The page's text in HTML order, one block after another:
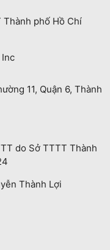
Thành phố Hồ Chí
11, Quận 6, Thành
do Sở TTTT Thành
Thành Lợi